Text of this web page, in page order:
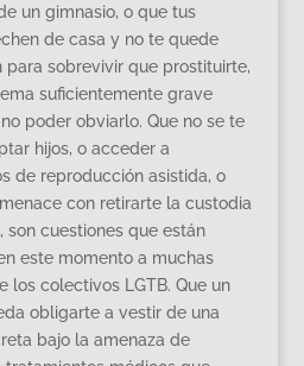
un gimnasio, o que tus
de casa y no te quede
para sobrevivir que prostituirte,
suficientemente grave
poder obviarlo. Que no se te
hijos, o acceder a
de reproducción asistida, o
con retirarte la custodia
son cuestiones que están
este momento a muchas
los colectivos LGTB. Que un
obligarte a vestir de una
bajo la amenaza de